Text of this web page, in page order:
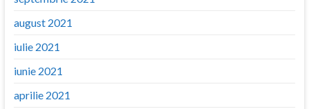
august 2021
iulie 2021
iunie 2021
aprilie 2021